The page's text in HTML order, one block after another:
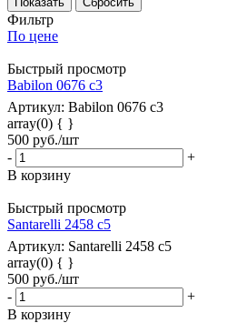
Фильтр
По цене
Быстрый просмотр
Babilon 0676 c3
Артикул: Babilon 0676 c3
array(0) { }
500 руб./шт
-
+
В корзину
Быстрый просмотр
Santarelli 2458 с5
Артикул: Santarelli 2458 с5
array(0) { }
500 руб./шт
-
+
В корзину